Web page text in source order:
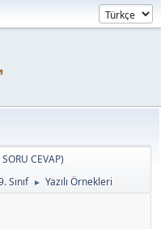
CEVAP)
Sınıf ► Yazılı Örnekleri